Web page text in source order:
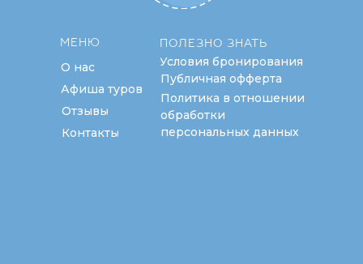
МЕНЮ ПОЛЕЗНО ЗНАТЬ
О нас
Афиша туров
Отзывы
Контакты
Политика в отношении
обработки
персональных данных
Публичная офферта
Условия бронирования